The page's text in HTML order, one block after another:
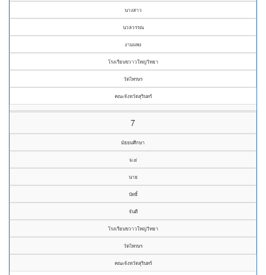
นางสาว
นวลวรรณ
งามแพง
โรงเรียนขวาวใหญ่วิทยา
วัดไพรษร
คณะจังหวัดสุรินทร์
7
มัธยมศึกษา
ม.๔
นาย
นัทธิ์
จันดี
โรงเรียนขวาวใหญ่วิทยา
วัดไพรษร
คณะจังหวัดสุรินทร์